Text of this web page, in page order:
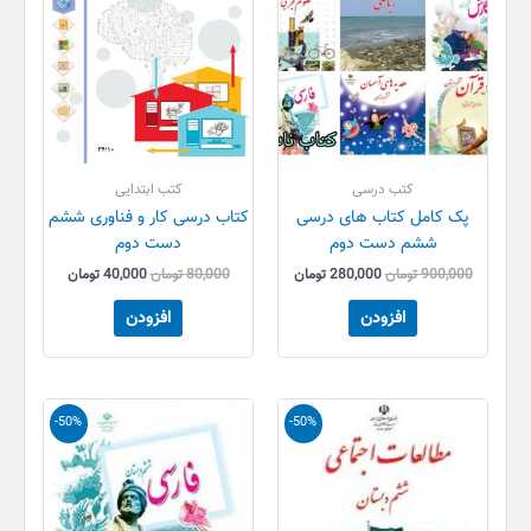
کتب درسی
پک کامل کتاب های درسی
ششم دست دوم
900,000تومان280,000تومان
افزودن
کتب ابتدایی
کتاب درسی کار و فناوری ششم
دست دوم
80,000تومان40,000تومان
افزودن
-50%
قیمت
اصلی
80,000 تومان
بود.
قیمت
فعلی
-50%
قیمت
80,000 تومان
بود.
قیمت
فعلی
است.